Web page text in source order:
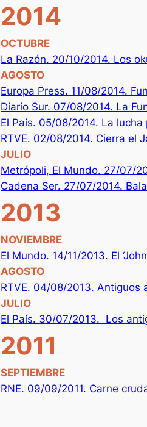
2014
OCTUBRE
La Razón. 20/10/2014. Los
AGOSTO
Europa Press. 11/08/2014.
Diario Sur. 07/08/2014. La
El País. 05/08/2014. La
RTVE. 02/08/2014. Cierra el
JULIO
Metrópoli, El Mundo. 27/07/
Cadena Ser. 27/07/2014.
2013
NOVIEMBRE
El Mundo. 14/11/2013. El
AGOSTO
RTVE. 04/08/2013. Antiguos
JULIO
El País. 30/07/2013. Los
2011
SEPTIEMBRE
RNE. 09/09/2011. Carne